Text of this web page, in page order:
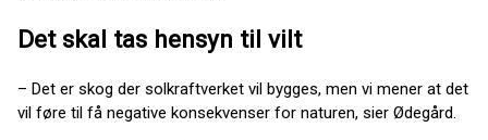
Det skal tas hensyn til vilt
– Det er skog der solkraftverket vil bygges, men vi mener at det
vil føre til få negative konsekvenser for naturen, sier Ødegård.